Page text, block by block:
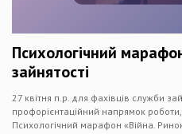
Психологічний
зайнятості
27 квітня п.р. для фахівців служби
профорієнтаційний напрямок
Психологічний марафон «Війна.